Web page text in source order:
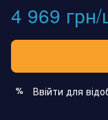
4 969
% Ввійти для